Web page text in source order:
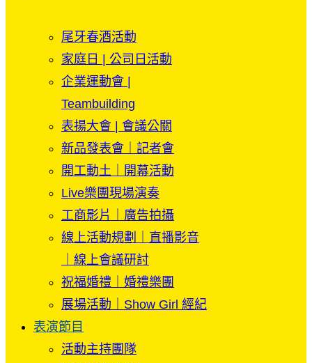
尾牙春酒活動
家庭日 | 公司日活動
企業運動會 |
Teambuilding
表揚大會 | 會議公關
新品發表會｜記者會
開工動土｜開幕活動
Live樂團現場演奏
工商影片｜廣告拍攝
線上活動規劃｜直播影音
｜線上會議研討
祝福婚禮｜婚禮樂團
展場活動｜Show Girl 經紀
表演節目
活動主持團隊